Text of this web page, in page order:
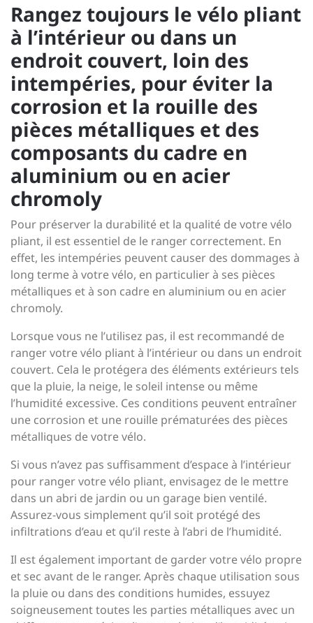
Rangez toujours le vélo pliant
à l’intérieur ou dans un
endroit couvert, loin des
intempéries, pour éviter la
corrosion et la rouille des
pièces métalliques et des
composants du cadre en
aluminium ou en acier
chromoly
Pour préserver la durabilité et la qualité de votre vélo
pliant, il est essentiel de le ranger correctement. En
effet, les intempéries peuvent causer des dommages à
long terme à votre vélo, en particulier à ses pièces
métalliques et à son cadre en aluminium ou en acier
chromoly.
Lorsque vous ne l’utilisez pas, il est recommandé de
ranger votre vélo pliant à l’intérieur ou dans un endroit
couvert. Cela le protégera des éléments extérieurs tels
que la pluie, la neige, le soleil intense ou même
l’humidité excessive. Ces conditions peuvent entraîner
une corrosion et une rouille prématurées des pièces
métalliques de votre vélo.
Si vous n’avez pas suffisamment d’espace à l’intérieur
pour ranger votre vélo pliant, envisagez de le mettre
dans un abri de jardin ou un garage bien ventilé.
Assurez-vous simplement qu’il soit protégé des
infiltrations d’eau et qu’il reste à l’abri de l’humidité.
Il est également important de garder votre vélo propre
et sec avant de le ranger. Après chaque utilisation sous
la pluie ou dans des conditions humides, essuyez
soigneusement toutes les parties métalliques avec un